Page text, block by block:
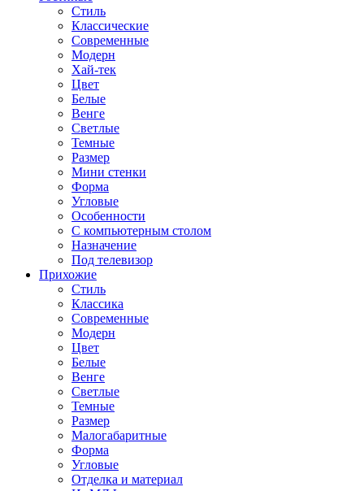
Стиль
Классические
Современные
Модерн
Хай-тек
Цвет
Белые
Венге
Светлые
Темные
Размер
Мини стенки
Форма
Угловые
Особенности
С компьютерным столом
Назначение
Под телевизор
Прихожие
Стиль
Классика
Современные
Модерн
Цвет
Белые
Венге
Светлые
Темные
Размер
Малогабаритные
Форма
Угловые
Отделка и материал